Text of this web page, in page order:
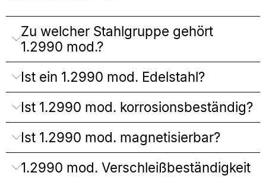
Zu welcher Stahlgruppe gehört
1.2990 mod.?
Ist ein 1.2990 mod. Edelstahl?
Ist 1.2990 mod. korrosionsbeständig?
Ist 1.2990 mod. magnetisierbar?
1.2990 mod. Verschleißbeständigkeit